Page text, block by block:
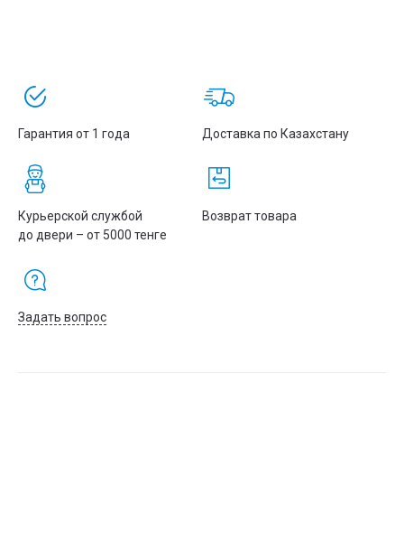
Гарантия от 1 года Доставка по Казахстану
Курьерской службой
до двери – от 5000 тенге
Возврат товара
Задать вопрос